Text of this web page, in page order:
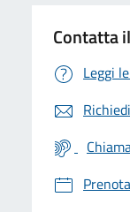
Contatta
Leggi